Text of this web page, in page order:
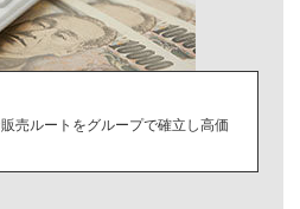
売ルートをグループで確立し高価